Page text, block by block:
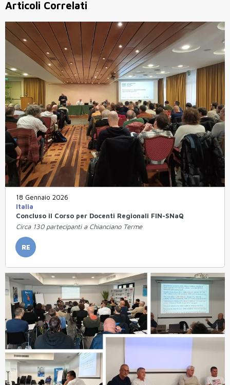
Articoli Correlati
18 Gennaio 2026
Italia
Concluso il Corso per Docenti Regionali FIN-SNaQ
Circa 130 partecipanti a Chianciano Terme
RE